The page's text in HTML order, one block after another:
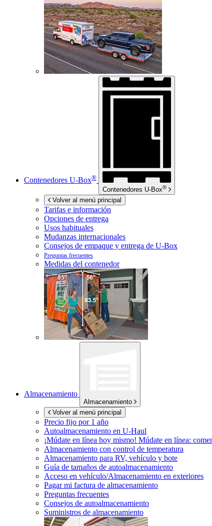
Contenedores U-Box®
Contenedores U-Box®
Volver al menú principal
Tarifas e información
Opciones de entrega
Usos habituales
Mudanzas internacionales
Consejos de empaque y entrega de U-Box
Preguntas frecuentes
Medidas del contenedor
Almacenamiento
Almacenamiento
Volver al menú principal
Precio fijo por 1 año
Autoalmacenamiento en U-Haul
¡Múdate en línea hoy mismo! Múdate en línea:
Almacenamiento con control de temperatura
Almacenamiento para RV, vehículo y bote
Guía de tamaños de autoalmacenamiento
Acceso en vehículo/Almacenamiento en exteriores
Pagar mi factura de almacenamiento
Preguntas frecuentes
Consejos de autoalmacenamiento
Suministros de almacenamiento